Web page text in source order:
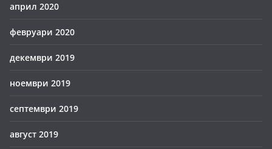
април 2020
февруари 2020
декември 2019
ноември 2019
септември 2019
август 2019